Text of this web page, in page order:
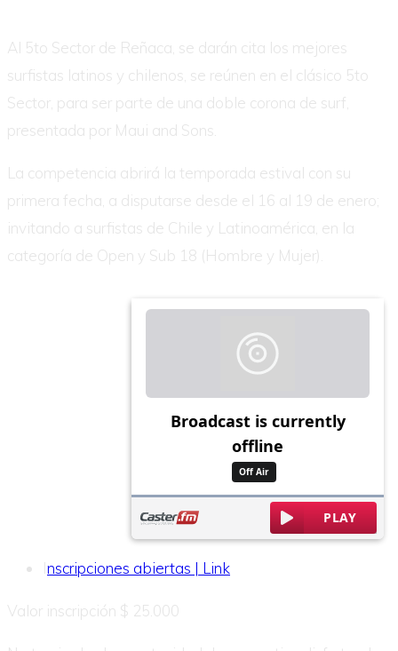
Al 5to Sector de Reñaca, se darán cita los mejores
surfistas latinos y chilenos, se reúnen en el clásico 5to
Sector, para ser parte de una doble corona de surf,
presentada por Maui and Sons.
La competencia abrirá la temporada estival con su
primera fecha, a disputarse desde el 16 al 19 de enero;
invitando a surfistas de Chile y Latinoamérica, en la
categoría de Open y Sub 18 (Hombre y Mujer).
Inscripciones abiertas | Link
Valor inscripción $ 25.000